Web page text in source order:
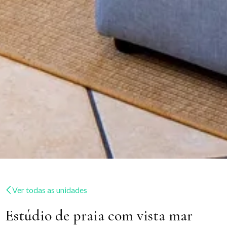
Ver todas as unidades
Estúdio de praia com vista mar